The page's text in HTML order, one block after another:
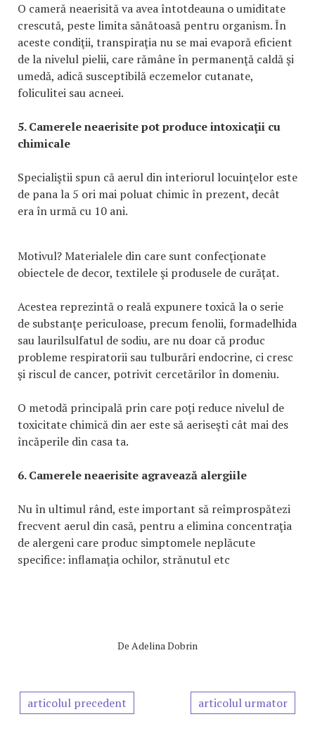
O cameră neaerisită va avea întotdeauna o umiditate
crescută, peste limita sănătoasă pentru organism. În
aceste condiţii, transpiraţia nu se mai evaporă eficient
de la nivelul pielii, care rămâne în permanenţă caldă şi
umedă, adică susceptibilă eczemelor cutanate,
foliculitei sau acneei.
5. Camerele neaerisite pot produce intoxicaţii cu
chimicale
Specialiştii spun că aerul din interiorul locuinţelor este
de pana la 5 ori mai poluat chimic în prezent, decât
era în urmă cu 10 ani.
Motivul? Materialele din care sunt confecţionate
obiectele de decor, textilele şi produsele de curăţat.
Acestea reprezintă o reală expunere toxică la o serie
de substanţe periculoase, precum fenolii, formadelhida
sau laurilsulfatul de sodiu, are nu doar că produc
probleme respiratorii sau tulburări endocrine, ci cresc
şi riscul de cancer, potrivit cercetărilor în domeniu.
O metodă principală prin care poţi reduce nivelul de
toxicitate chimică din aer este să aeriseşti cât mai des
încăperile din casa ta.
6. Camerele neaerisite agravează alergiile
Nu în ultimul rând, este important să reîmprospătezi
frecvent aerul din casă, pentru a elimina concentraţia
de alergeni care produc simptomele neplăcute
specifice: inflamaţia ochilor, strănutul etc
De Adelina Dobrin
articolul precedent articolul urmator